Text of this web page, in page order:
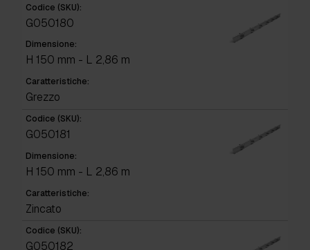
Codice (SKU):
G050180
Dimensione:
H 150 mm - L 2,86 m
Caratteristiche:
Grezzo
Codice (SKU):
G050181
Dimensione:
H 150 mm - L 2,86 m
Caratteristiche:
Zincato
Codice (SKU):
G050182